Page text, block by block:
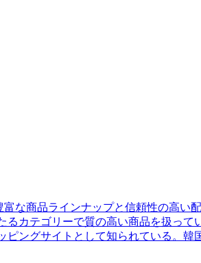
な商品ラインナップと信頼性の高い
カテゴリーで質の高い商品を扱って
ングサイトとして知られている。韓